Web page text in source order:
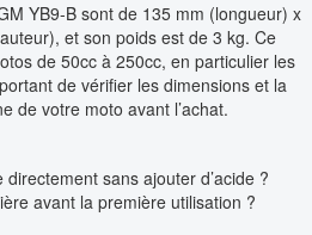
YB9-B sont de 135 mm (longueur) x
et son poids est de 3 kg. Ce
de 50cc à 250cc, en particulier les
de vérifier les dimensions et la
de votre moto avant l’achat.
sans ajouter d’acide ?
avant la première utilisation ?